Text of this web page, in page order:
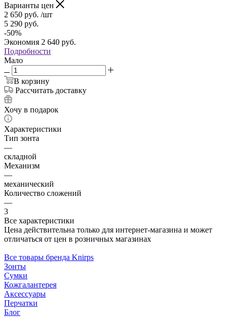
Варианты цен
2 650 руб. /шт
5 290 руб.
-50%
Экономия 2 640 руб.
Подробности
Мало
В корзину
Рассчитать доставку
Хочу в подарок
Характеристики
Тип зонта
—
складной
Механизм
—
механический
Количество сложений
—
3
Все характеристики
Цена действительна только для интернет-магазина и может
отличаться от цен в розничных магазинах
Все товары бренда Knirps
Зонты
Сумки
Кожгалантерея
Аксессуары
Перчатки
Блог